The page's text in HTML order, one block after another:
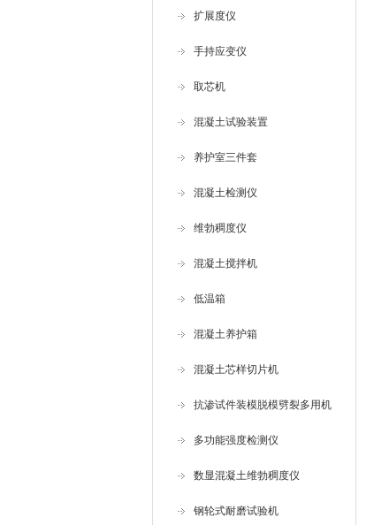
扩展度仪
手持应变仪
取芯机
混凝土试验装置
养护室三件套
混凝土检测仪
维勃稠度仪
混凝土搅拌机
低温箱
混凝土养护箱
混凝土芯样切片机
抗渗试件装模脱模劈裂多用机
多功能强度检测仪
数显混凝土维勃稠度仪
钢轮式耐磨试验机